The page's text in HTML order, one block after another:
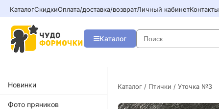
КаталогСкидкиОплата/доставка/возвратЛичный кабинетКонтакты
Каталог
Новинки
Фото пряников
Каталог / Птички / Уточка №3